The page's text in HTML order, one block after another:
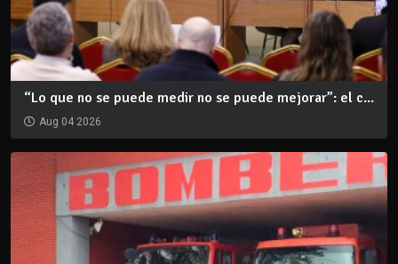
“Lo que no se puede medir no se puede mejorar”: el c...
Aug 04 2026